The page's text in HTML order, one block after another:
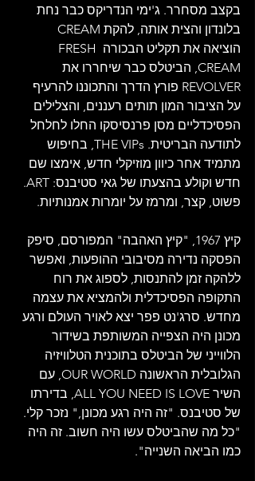
בקצב מסחרר. ג'ימי הנדריקס כבר נחת
הוציאה את תקליט הבכורה FRESH
CREAM, הביטלס כבר שיחררו את
REVOLVER פורץ הדרך והתכוננו להרעיף
על הציבור המון תותים רעננים, והצלילים
הפסיכדליים מסן פרנסיסקו החלו לחלחל
לתודעה הבריטית. THE VIPs, בחיפוש
מתמיד אחר כיוון מוזיקלי חדש, אימצו שם
חדש וקולע בהצעתו של גאי סטיבנס: ART.
פשוט, קצר, ומרמז על יומרות אמנותיות.
קיץ 1967, "קיץ האהבה" המפורסם, סיפק
הפסקה נדירה מסיבובי ההופעות, ואפשר
ללהקה זמן להתנסות, לספוג את רוח
התקופה הפסיכדלית ולהמציא את עצמה
מחדש. סרג'נט פפר יצא לאויר העולם ורגע
מכונן היה הצפייה המשותפת בשידור
הלווייני של הביטלס בתוכנית הטלוויזיה
הגלובלית הראשונה OUR WORLD, עם
השיר ALL YOU NEED IS LOVE, בדירתו
של סטיבנס. "זה היה רגע מכונן," נזכר קלי.
"כל מה שהביטלס עשו היה חשוב. זה היה
כמו הביאה השנייה".